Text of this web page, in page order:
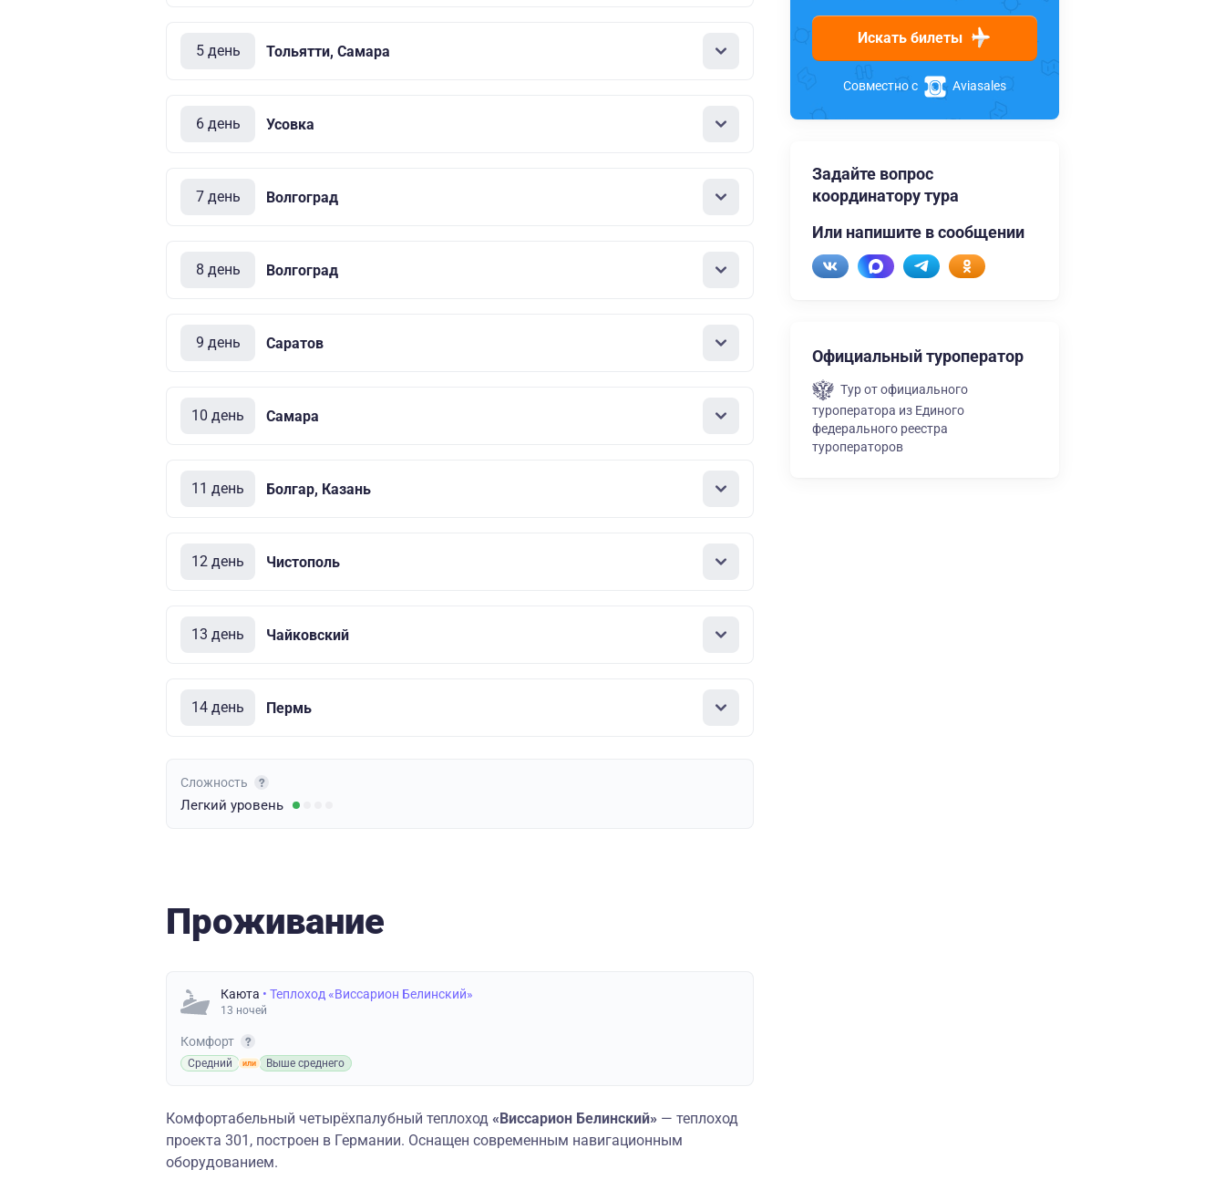
5 день Тольятти, Самара
6 день Усовка
7 день Волгоград
8 день Волгоград
9 день Саратов
10 день Самара
11 день Болгар, Казань
12 день Чистополь
13 день Чайковский
14 день Пермь
Сложность
Легкий уровень
Проживание
Каюта • Теплоход «Виссарион Белинский»
13 ночей
Комфорт
Средний Выше среднего
Комфортабельный четырёхпалубный теплоход «Виссарион Белинский» — теплоход
проекта 301, построен в Германии. Оснащен современным навигационным
оборудованием.
Искать билеты
Совместно с Aviasales
Задайте вопрос
координатору тура
Или напишите в сообщении
Официальный туроператор
Тур от официального
туроператора из Единого
федерального реестра
туроператоров